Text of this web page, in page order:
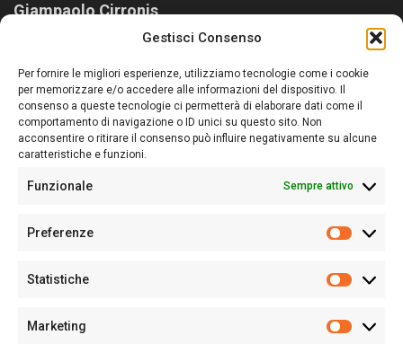
Gestisci Consenso
Per fornire le migliori esperienze, utilizziamo tecnologie come i cookie
per memorizzare e/o accedere alle informazioni del dispositivo. Il
consenso a queste tecnologie ci permetterà di elaborare dati come il
comportamento di navigazione o ID unici su questo sito. Non
acconsentire o ritirare il consenso può influire negativamente su alcune
caratteristiche e funzioni.
Funzionale Sempre attivo
Preferenze
Statistiche
Marketing
Giampaolo Cirronis
Sardegna Ieri-Oggi-Domani nasce per informare “liberamente” i
lettori su quanto accade in Sardegna, con un occhio rivolto al
nostro passato e, soprattutto, al nostro futuro
Follow Us
Sede:Via Cristoforo Colombo 09013 Carbonia
Partita IVA02270380922
128/2020 del 10/02/2020